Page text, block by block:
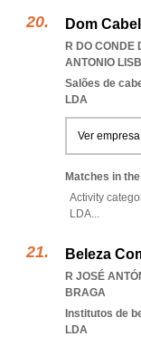
Dom
R DO CONDE
ANTONIO
Salões de
LDA
Ver empresa
Matches in
Activity
LDA...
Beleza
R JOSÉ
BRAGA
Institutos de
LDA